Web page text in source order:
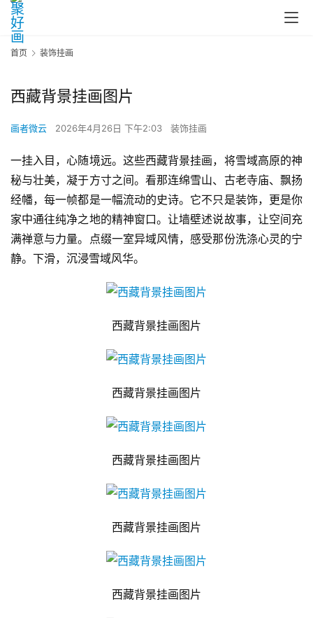
首页 装饰挂画
西藏背景挂画图片
画者微云 2026年4月26日 下午2:03 装饰挂画
一挂入目，心随境远。这些西藏背景挂画，将雪域高原的神
秘与壮美，凝于方寸之间。看那连绵雪山、古老寺庙、飘扬
经幡，每一帧都是一幅流动的史诗。它不只是装饰，更是你
家中通往纯净之地的精神窗口。让墙壁述说故事，让空间充
满禅意与力量。点缀一室异域风情，感受那份洗涤心灵的宁
静。下滑，沉浸雪域风华。
西藏背景挂画图片
西藏背景挂画图片
西藏背景挂画图片
西藏背景挂画图片
西藏背景挂画图片